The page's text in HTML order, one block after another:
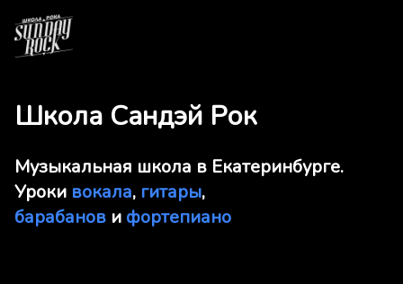
Школа Сандэй Рок
Музыкальная школа в Екатеринбурге.
Уроки вокала, гитары,
барабанов и фортепиано